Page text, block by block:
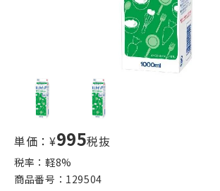
単価：¥995税抜
税率：軽8%
商品番号： 129504